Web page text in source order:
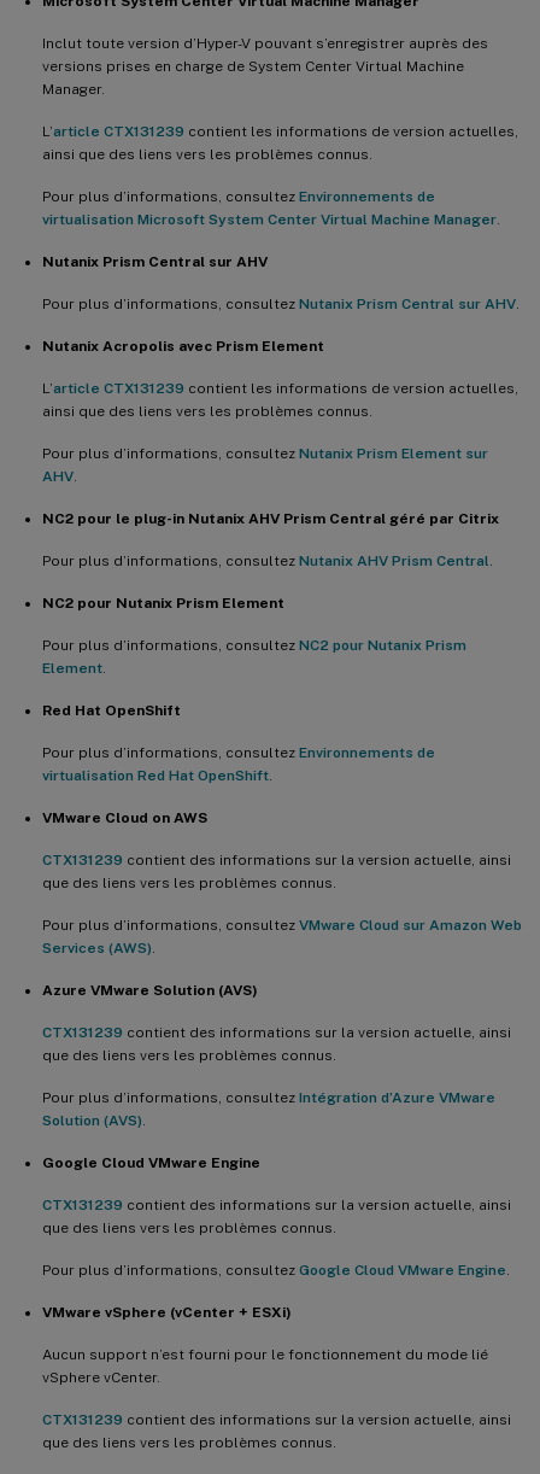
Inclut toute version d’Hyper-V pouvant s’enregistrer auprès des
versions prises en charge de System Center Virtual Machine
Manager.
L’article CTX131239 contient les informations de version actuelles,
ainsi que des liens vers les problèmes connus.
Pour plus d’informations, consultez Environnements de
virtualisation Microsoft System Center Virtual Machine Manager
Nutanix Prism Central sur AHV
Pour plus d’informations, consultez Nutanix Prism Central sur AHV
Nutanix Acropolis avec Prism Element
L’article CTX131239 contient les informations de version actuelles,
ainsi que des liens vers les problèmes connus.
Pour plus d’informations, consultez Nutanix Prism Element sur
AHV
NC2 pour le plug-in Nutanix AHV Prism Central géré par Citrix
Pour plus d’informations, consultez Nutanix AHV Prism Central
NC2 pour Nutanix Prism Element
Pour plus d’informations, consultez NC2 pour Nutanix Prism
Element
Red Hat OpenShift
Pour plus d’informations, consultez Environnements de
virtualisation Red Hat OpenShift
VMware Cloud on AWS
CTX131239 contient des informations sur la version actuelle, ainsi
que des liens vers les problèmes connus.
Pour plus d’informations, consultez VMware Cloud sur Amazon Web
Services (AWS)
Azure VMware Solution (AVS)
CTX131239 contient des informations sur la version actuelle, ainsi
que des liens vers les problèmes connus.
Pour plus d’informations, consultez Intégration d’Azure VMware
Solution (AVS)
Google Cloud VMware Engine
CTX131239 contient des informations sur la version actuelle, ainsi
que des liens vers les problèmes connus.
Pour plus d’informations, consultez Google Cloud VMware Engine
VMware vSphere (vCenter + ESXi)
Aucun support n’est fourni pour le fonctionnement du mode lié
vSphere vCenter.
CTX131239 contient des informations sur la version actuelle, ainsi
que des liens vers les problèmes connus.